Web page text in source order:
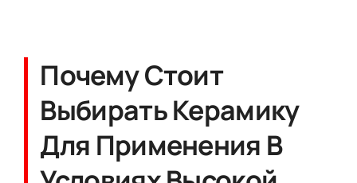
Почему Стоит
Выбирать Керамику
Для Применения В